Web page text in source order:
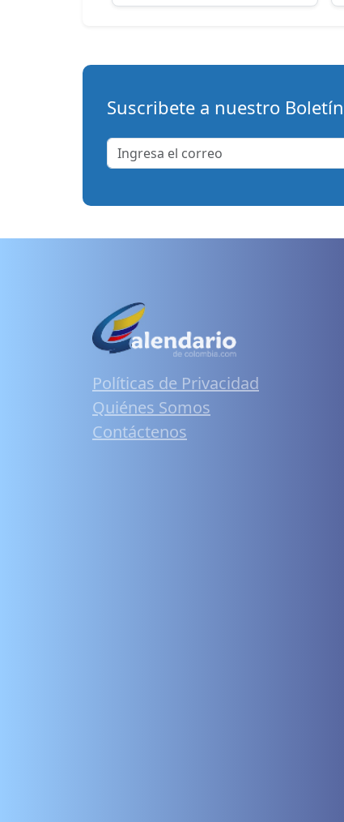
Suscribete a nuestro Boletín
Políticas de Privacidad
Quiénes Somos
Contáctenos